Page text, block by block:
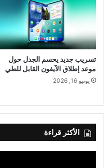
تسريب جديد يحسم الجدل حول
موعد إطلاق الآيفون القابل للطي
يونيو 16, 2026
الأكثر قراءة